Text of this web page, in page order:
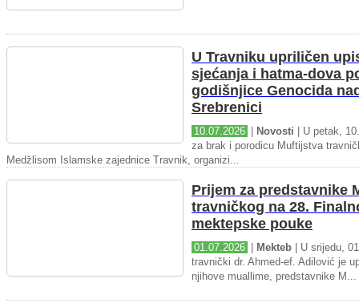
U Travniku upriličen
sjećanja i hatma-dova
godišnjice Genocida
Srebrenici
10.07.2026 Novosti | U petak,
za brak i porodicu Muftijstva
Medžlisom Islamske zajednice Travnik, organizi...
Prijem za predstavnike
travničkog na 28.
mektepske pouke
01.07.2026 Mekteb | U srijedu,
travnički dr. Ahmed-ef. Adilović je
njihove muallime, predstavnike M...